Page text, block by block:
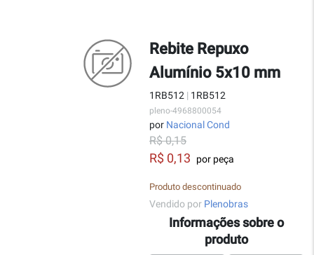
Rebite Repuxo
Alumínio 5x10 mm
1RB512 | 1RB512
pleno-4968800054
por Nacional Cond
R$ 0,15
R$ 0,13 por peça
Produto descontinuado
Vendido por Plenobras
Informações sobre o
produto